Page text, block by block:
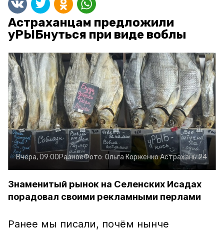
Астраханцам предложили
уРЫБнуться при виде воблы
Вчера, 09:00РазноеФото: Ольга КорженкоАстрахань 24
Знаменитый рынок на Селенских Исадах
порадовал своими рекламными перлами
Ранее мы писали, почём нынче